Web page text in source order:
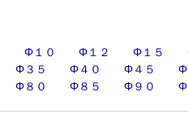
Φ１０ Φ１２ Φ１５
Φ３５ Φ４０ Φ４５ Φ
Φ８０ Φ８５ Φ９０ Φ